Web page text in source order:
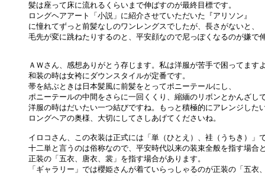
髪は座って床に流れるくらいまで伸ばすのが最終目標です。
ロングヘアアート「小説」に紹介させていただいた『アリソン』
に憧れてずっと前髪なしのワンレングスでしたが、長さがないと、
毛先が変に跳ねたりするのと、平安顔なので尼っぽくなるのが嫌で
ＡＷさん、感想ありがとう存じます。私は洋服が苦手で困ってます
和装の時は女袴にダウンスタイルが定番です。
帯を結ぶときは日本髪風に前髪をとってポニーテールにし、
ポニーテールの中間をさらに一回くくり、縮緬のリボンとかんざし
洋服の時はだいたい一つ結びですね。もっと積極的にアレンジした
ロングヘアの奥様、大切にしてさしあげてくださいね。
イロコさん、この衣装は正式には「単（ひとえ）、袿（うちき）」
十二単と言うのは俗称なので、平安時代以来の装束全般を指す場合
正装の「五衣、唐衣、裳」を指す場合があります。
「ギャラリー」では櫻姫さんが着ていらっしゃるのが正装の「五衣